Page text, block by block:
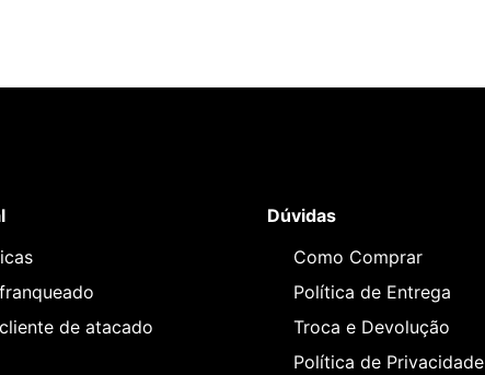
de atacado
Dúvidas
Como Comprar
Política de Entrega
Troca e Devolução
Política de Privacidade